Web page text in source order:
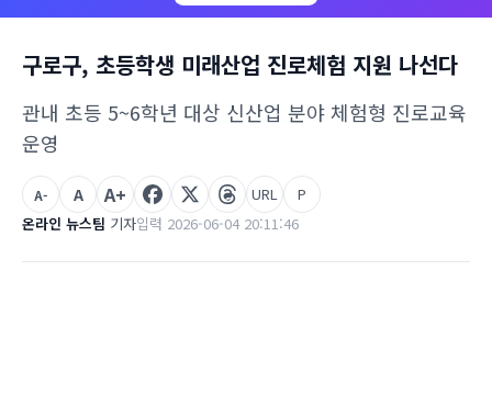
구로구, 초등학생 미래산업 진로체험 지원 나선다
관내 초등 5~6학년 대상 신산업 분야 체험형 진로교육
운영
온라인 뉴스팀 기자입력 2026-06-04 20:11:46
A- A A+ URL P